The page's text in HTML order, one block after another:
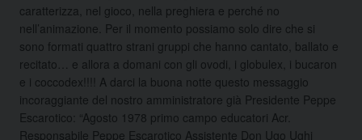
caratterizza, nel gioco, nella preghiera e perché no
nell’animazione. Per il momento possiamo solo dire che si
sono formati quattro strani gruppi che hanno cantato, ballato e
recitato… e allora a domani con gli ovodi, i globulex, i bucaron
e i coccodex!!!! A darci la buona notte questo messaggio
incoraggiante del nostro amministratore già Presidente Peppe
Escarotico: “Agosto 1978 primo campo educatori Acr.
Responsabile Peppe Escarotico Assistente Don Ugo Ughi